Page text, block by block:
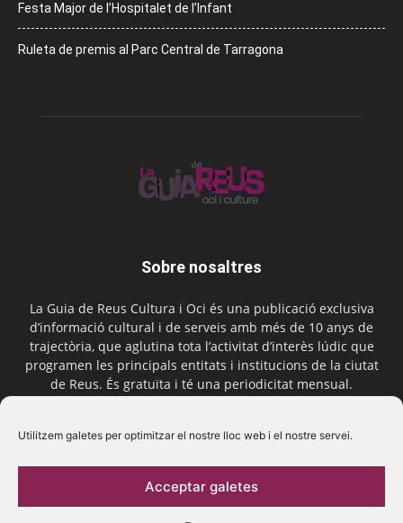
Utilitzem galetes per optimitzar el nostre lloc web i el nostre servei.
Acceptar galetes
Festa Major de l’Hospitalet de l’Infant
Ruleta de premis al Parc Central de Tarragona
Sobre nosaltres
La Guia de Reus Cultura i Oci és una publicació exclusiva
d’informació cultural i de serveis amb més de 10 anys de
trajectòria, que aglutina tota l’activitat d’interès lúdic que
programen les principals entitats i institucions de la ciutat
de Reus. És gratuïta i té una periodicitat mensual.
Segueix-nos